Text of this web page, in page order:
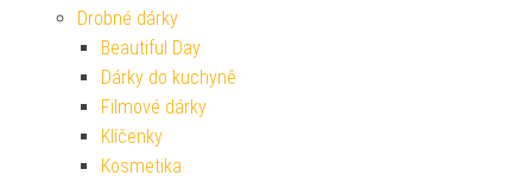
Drobné dárky
Beautiful Day
Dárky do kuchyně
Filmové dárky
Klíčenky
Kosmetika